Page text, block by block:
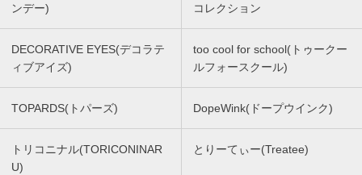
ンデー)
コレクション
DECORATIVE EYES(デコラテ
ィブアイズ)
too cool for school(トゥークー
ルフォースクール)
TOPARDS(トパーズ) DopeWink(ドープウインク)
トリコニナル(TORICONINAR
U)
とりーてぃー(Treatee)